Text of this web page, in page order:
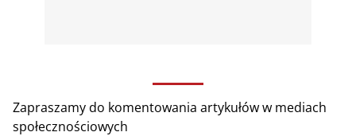
Zapraszamy do komentowania artykułów w mediach
społecznościowych